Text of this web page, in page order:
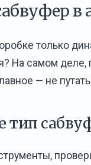
только
На самом
— не
тип